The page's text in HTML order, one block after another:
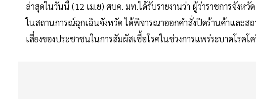
ล่าสุดในวันนี้ (12 เม.ย) ศบค. มท.ได้รับรายงานว่า ผู้ว่าราชการจังห
ในสถานการณ์ฉุกเฉินจังหวัด ได้พิจารณาออกคำสั่งปิดร้านค้าและส
เสี่ยงของประชาชนในการสัมผัสเชื้อโรคในช่วงการแพร่ระบาดโรค